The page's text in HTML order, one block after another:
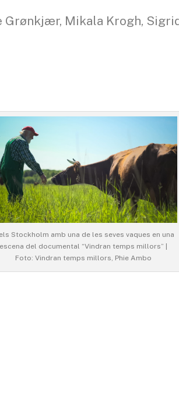
Grønkjær, Mikala Krogh,
Stockholm amb una de les seves vaques en una
escena del documental “Vindran temps millors” |
Foto: Vindran temps millors, Phie Ambo